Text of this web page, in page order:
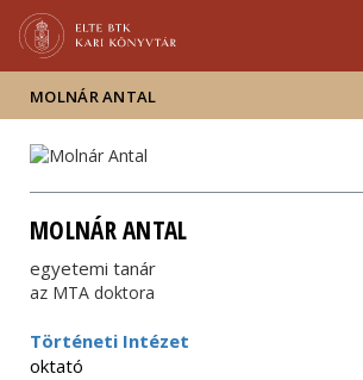
sajtóban
MOLNÁR ANTAL
MOLNÁR ANTAL
egyetemi tanár
az MTA doktora
Történeti Intézet
oktató